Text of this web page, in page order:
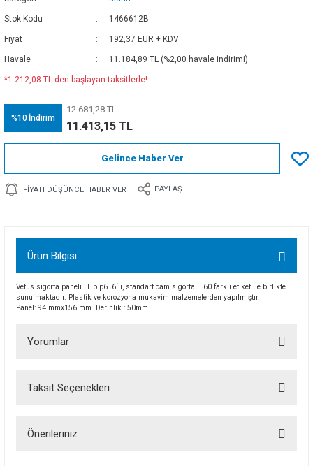
Stok Kodu 1466612B
Fiyat 192,37 EUR + KDV
Havale 11.184,89 TL (%2,00 havale indirimi)
*1.212,08 TL den başlayan taksitlerle!
%10 İndirim
12.681,28 TL
11.413,15 TL
Gelince Haber Ver
FIYATI DÜŞÜNCE HABER VER PAYLAŞ
Ürün Bilgisi
Vetus sigorta paneli. Tip p6. 6´lı, standart cam sigortalı. 60 farklı etiket ile birlikte
sunulmaktadır. Plastik ve korozyona mukavim malzemelerden yapılmıştır.
Panel: 94 mmx156 mm. Derinlik : 50mm.
Yorumlar
Taksit Seçenekleri
Önerileriniz